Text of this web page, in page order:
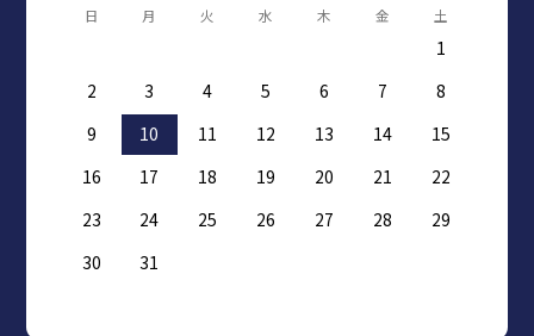
日 月 火 水 木 金 土
1
2
3 4 5 6 7
8
9
10 11 12 13 14
15
16
17 18 19 20 21
22
23
24 25 26 27 28
29
30
31